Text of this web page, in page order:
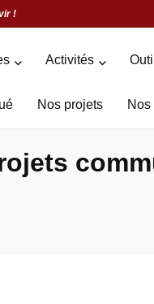
!
Activités
Nos projets